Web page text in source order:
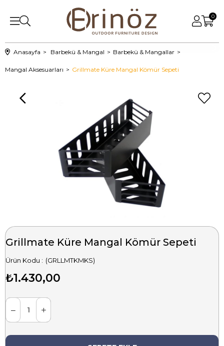
0
Anasayfa Barbekü & Mangal Barbekü & Mangallar
Mangal Aksesuarları Grillmate Küre Mangal Kömür Sepeti
Grillmate Küre Mangal Kömür Sepeti
(GRLLMTKMKS)
₺1.430,00